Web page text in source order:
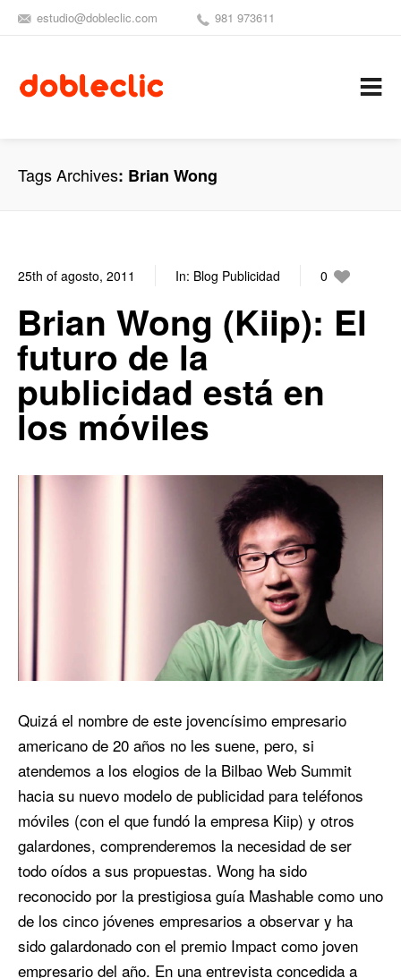
estudio@dobleclic.com 981 973611
Tags Archives Brian Wong
25th of agosto, 2011 In: Blog Publicidad
0
Brian Wong (Kiip): El
futuro de la
publicidad está en
los móviles
Quizá el nombre de este jovencísimo empresario
americano de 20 años no les suene, pero, si
atendemos a los elogios de la Bilbao Web Summit
hacia su nuevo modelo de publicidad para teléfonos
móviles (con el que fundó la empresa Kiip) y otros
galardones, comprenderemos la necesidad de ser
todo oídos a sus propuestas. Wong ha sido
reconocido por la prestigiosa guía Mashable como uno
de los cinco jóvenes empresarios a observar y ha
sido galardonado con el premio Impact como joven
empresario del año. En una entrevista concedida a